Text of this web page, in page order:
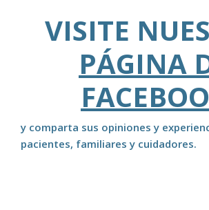
VISITE
PÁGINA
y comparta sus opiniones y
pacientes, familiares y cuidadores.